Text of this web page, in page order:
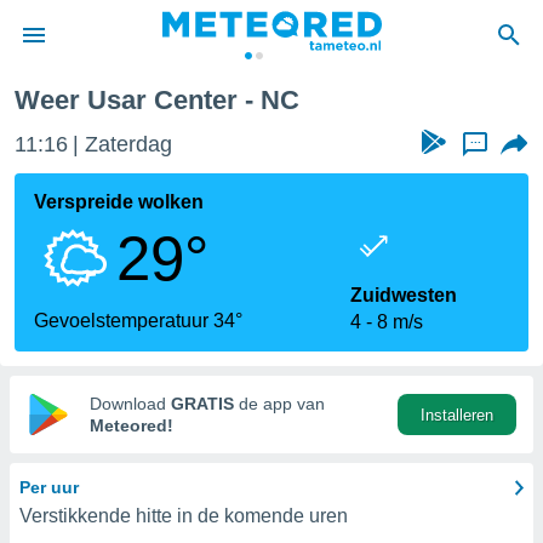
door
verstrekte
hoge
hebt de
voor
op basis
Weer Usar Center - NC
11:16 Zaterdag ...
Verspreide wolken
29°
Gevoelstemperatuur 34°
Zuidwesten
4
8 m/s
Download GRATIS de app van
Meteored!
Installeren
Per uur
Verstikkende hitte in de komende uren